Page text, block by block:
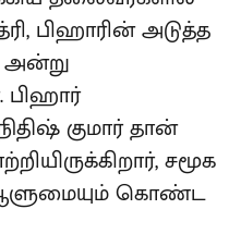
பிஹாரின் அடுத்த
அன்று
குமார் தான்
சமூக
ஆளுமையும் கொண்ட